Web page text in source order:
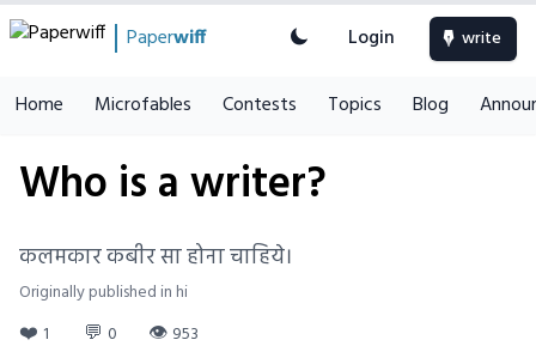
Paperwiff Login write
Home Microfables Contests Topics Blog
Who is a writer?
कलमकार कबीर सा होना चाहिये।
Originally published in hi
❤️ 1 💬 0 👁 953